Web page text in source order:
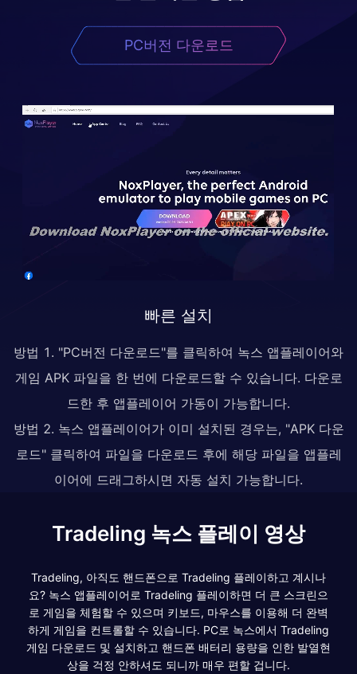
PC버전 다운로드
빠른 설치
방법 1. "PC버전 다운로드"를 클릭하여 녹스 앱플레이어와
게임 APK 파일을 한 번에 다운로드할 수 있습니다. 다운로
드한 후 앱플레이어 가동이 가능합니다.
방법 2. 녹스 앱플레이어가 이미 설치된 경우는, "APK 다운
로드" 클릭하여 파일을 다운로드 후에 해당 파일을 앱플레
이어에 드래그하시면 자동 설치 가능합니다.
Tradeling 녹스 플레이 영상
Tradeling, 아직도 핸드폰으로 Tradeling 플레이하고 계시나
요? 녹스 앱플레이어로 Tradeling 플레이하면 더 큰 스크린으
로 게임을 체험할 수 있으며 키보드, 마우스를 이용해 더 완벽
하게 게임을 컨트롤할 수 있습니다. PC로 녹스에서 Tradeling
게임 다운로드 및 설치하고 핸드폰 배터리 용량을 인한 발열현
상을 걱정 안하셔도 되니까 매우 편할 겁니다.